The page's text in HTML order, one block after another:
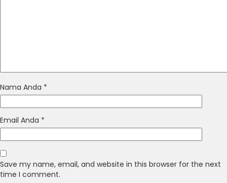
Nama Anda *
Email Anda *
Save my name, email, and website in this browser for the next
time I comment.